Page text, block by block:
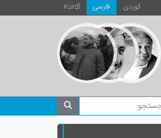
Kurdî فارسی كوردی